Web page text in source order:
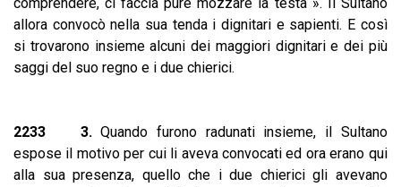
allora convocò nella sua tenda i dignitari e sapienti. E così
si trovarono insieme alcuni dei maggiori dignitari e dei più
saggi del suo regno e i due chierici.
2233 3.Quando furono radunati insieme, il Sultano
espose il motivo per cui li aveva convocati ed ora erano qui
alla sua presenza, quello che i due chierici gli avevano